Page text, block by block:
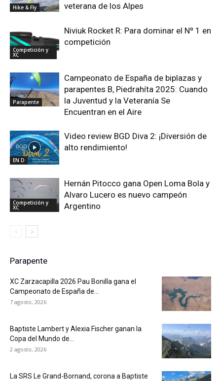
Hike & Fly
veterana de los Alpes
Competición y
XC
Niviuk Rocket R: Para dominar el Nº 1 en
competición
Parapente
Campeonato de España de biplazas y
parapentes B, Piedrahíta 2025: Cuando
la Juventud y la Veteranía Se
Encuentran en el Aire
EN D
Video review BGD Diva 2: ¡Diversión de
alto rendimiento!
Competición y
XC
Hernán Pitocco gana Open Loma Bola y
Alvaro Lucero es nuevo campeón
Argentino
Parapente
XC Zarzacapilla 2026 Pau Bonilla gana el
Campeonato de España de...
7 agosto, 2026
Baptiste Lambert y Alexia Fischer ganan la
Copa del Mundo de...
2 agosto, 2026
La SRS Le Grand-Bornand, corona a Baptiste